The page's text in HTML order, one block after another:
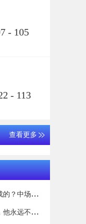
- 105
- 113
查看更多
，输给了替补席
因此而失望